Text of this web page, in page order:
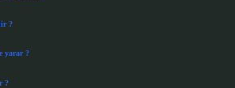
?
yarar ?
?